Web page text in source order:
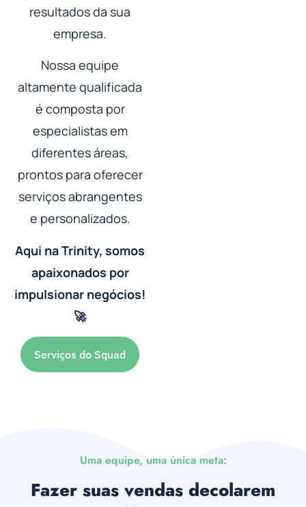
resultados da sua
empresa.
Nossa equipe
altamente qualificada
é composta por
especialistas em
diferentes áreas,
prontos para oferecer
serviços abrangentes
e personalizados.
Aqui na Trinity, somos
apaixonados por
impulsionar negócios!
🚀
Serviços do Squad
Uma equipe, uma única meta:
Fazer suas vendas decolarem